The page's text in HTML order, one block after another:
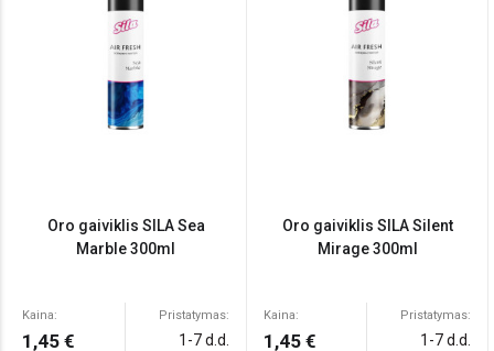
Oro gaiviklis SILA Sea
Marble 300ml
Kaina:
1,45 €
Pristatymas:
1-7 d.d.
Oro gaiviklis SILA Silent
Mirage 300ml
Kaina:
1,45 €
Pristatymas:
1-7 d.d.